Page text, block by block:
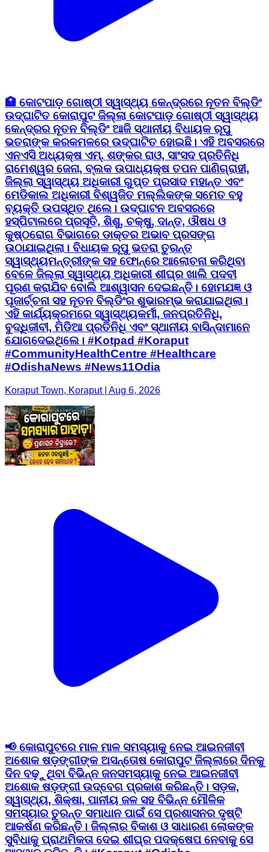
🏥 କୋଟପାଡ଼ ଗୋଷ୍ଠୀ ସ୍ୱାସ୍ଥ୍ୟ କେନ୍ଦ୍ରରେ ନୂତନ ବିଲ୍ଡିଂ
ଉଦ୍ଘାଟିତ କୋରାପୁଟ ଜିଲ୍ଲା କୋଟପାଡ଼ ଗୋଷ୍ଠୀ ସ୍ୱାସ୍ଥ୍ୟ
କେନ୍ଦ୍ରର ନୂତନ ବିଲ୍ଡିଂ ଆଜି ସ୍ଥାନୀୟ ବିଧାୟକ ରୂପୁ
ଭତରାଙ୍କ କରକମଳରେ ଉଦ୍ଘାଟିତ ହୋଇଛି। ଏହି ଅବସରରେ
ଏନଏସି ଅଧ୍ୟକ୍ଷ ଏମ୍. ଶଙ୍କର ରାଓ, ସାଂସଦ ପ୍ରତିନିଧି
ରାମେଶ୍ୱର ଜେନା, ବ୍ଲକ ଉପାଧ୍ୟକ୍ଷ ତପନ ପାଣିଗ୍ରାହୀ,
ଜିଲ୍ଲା ସ୍ୱାସ୍ଥ୍ୟ ଅଧିକାରୀ ଗୁପ୍ତ ପ୍ରସାଦ ମହାନ୍ତ ଏବଂ
ମେଡିକାଲ ଅଧିକାରୀ ବିଶ୍ୱଜିତ ମଲ୍ଲିକଙ୍କ ସମେତ ବହୁ
ବ୍ୟକ୍ତି ଉପସ୍ଥିତ ଥିଲେ। ଉଦ୍ଘାଟନ ଅବସରରେ
ହସ୍ପିଟାଲରେ ପ୍ରସୂତି, ଶିଶୁ, ଚକ୍ଷୁ, ଦାନ୍ତ, ଔଷଧ ଓ
କୁଷ୍ଠରୋଗ ବିଭାଗରେ ଡାକ୍ତର ଅଭାବ ପ୍ରସଙ୍ଗ
ଉଠାଯାଇଥିଲା। ବିଧାୟକ ରୂପୁ ଭତରା ତୁରନ୍ତ
ସ୍ୱାସ୍ଥ୍ୟମନ୍ତ୍ରୀଙ୍କ ସହ ଫୋନ୍‌ରେ ଆଲୋଚନା କରିଥିବା
ବେଳେ ଜିଲ୍ଲା ସ୍ୱାସ୍ଥ୍ୟ ଅଧିକାରୀ ଶୀଘ୍ର ଖାଲି ପଦବୀ
ପୂରଣ କରାଯିବ ବୋଲି ଆଶ୍ୱାସନ ଦେଇଛନ୍ତି। ହୋମଯଜ୍ଞ ଓ
ପୂଜାର୍ଚ୍ଚନା ସହ ନୂତନ ବିଲ୍ଡିଂର ଶୁଭାରମ୍ଭ କରାଯାଇଥିଲା।
ଏହି କାର୍ଯ୍ୟକ୍ରମରେ ସ୍ୱାସ୍ଥ୍ୟକର୍ମୀ, ଜନପ୍ରତିନିଧି,
ବୁଦ୍ଧିଜୀବୀ, ମିଡିଆ ପ୍ରତିନିଧି ଏବଂ ସ୍ଥାନୀୟ ବାସିନ୍ଦାମାନେ
ଯୋଗଦେଇଥିଲେ। #Kotpad #Koraput
#CommunityHealthCentre #Healthcare
#OdishaNews #News11Odia
Koraput Town, Koraput | Aug 6, 2026
📢 କୋରାପୁଟରେ ମାଳ ମାଳ ସମସ୍ୟାକୁ ନେଇ ଆଇନଜୀବୀ
ଅଶୋକ ଷଡ଼ଙ୍ଗୀଙ୍କ ଅସନ୍ତୋଷ କୋରାପୁଟ ଜିଲ୍ଲାରେ ଦିନକୁ
ଦିନ ବଢ଼ୁଥିବା ବିଭିନ୍ନ ଜନସମସ୍ୟାକୁ ନେଇ ଆଇନଜୀବୀ
ଅଶୋକ ଷଡ଼ଙ୍ଗୀ ଉଦ୍ବେଗ ପ୍ରକାଶ କରିଛନ୍ତି। ସଡ଼କ,
ସ୍ୱାସ୍ଥ୍ୟ, ଶିକ୍ଷା, ପାନୀୟ ଜଳ ସହ ବିଭିନ୍ନ ମୌଳିକ
ସମସ୍ୟାର ତୁରନ୍ତ ସମାଧାନ ପାଇଁ ସେ ପ୍ରଶାସନର ଦୃଷ୍ଟି
ଆକର୍ଷଣ କରିଛନ୍ତି। ଜିଲ୍ଲାର ବିକାଶ ଓ ସାଧାରଣ ଲୋକଙ୍କ
ସୁବିଧାକୁ ପ୍ରାଥମିକତା ଦେଇ ଶୀଘ୍ର ପଦକ୍ଷେପ ନେବାକୁ ସେ